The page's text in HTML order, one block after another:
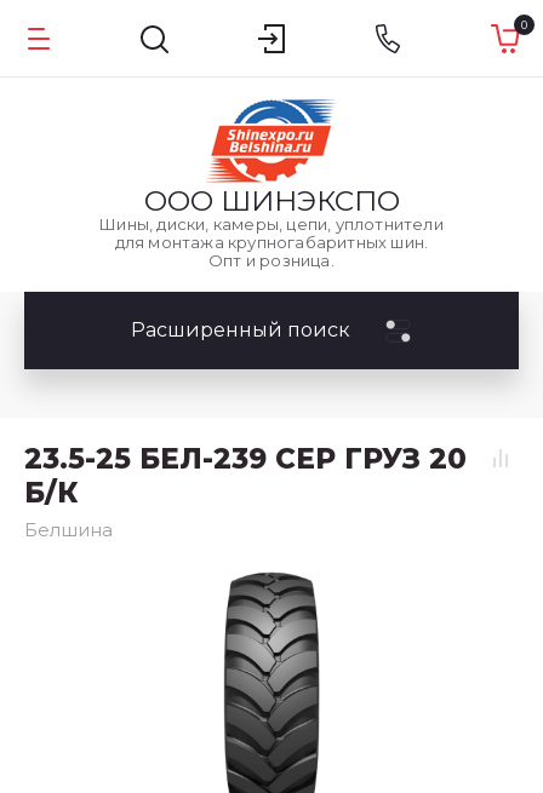
0
ООО ШИНЭКСПО
Шины, диски, камеры, цепи, уплотнители
для монтажа крупногабаритных шин.
Опт и розница.
Расширенный поиск
23.5-25 БЕЛ-239 СЕР ГРУЗ 20
Б/К
Белшина